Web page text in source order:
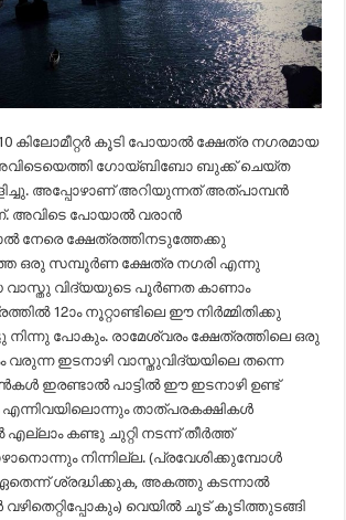
കിലോമീറ്റര്‍ കൂടി പോയാല്‍ ക്ഷേത്ര നഗരമായ
അവിടെയെത്തി ഗോയ്ബിബോ ബുക്ക് ചെയ്ത
അപ്പോഴാണ് അറിയുന്നത് അത്പാമ്പന്‍
അവിടെ പോയാല്‍ വരാന്‍
നേരെ ക്ഷേത്രത്തിനടുത്തേക്കു
ഒരു സമ്പൂര്‍ണ ക്ഷേത്ര നഗരി എന്നു
വാസ്തു വിദ്യയുടെ പൂര്‍ണത കാണാം
12ാം നൂറ്റാണ്ടിലെ ഈ നിര്‍മ്മിതിക്കു
നിന്നു പോകും. രാമേശ്വരം ക്ഷേത്രത്തിലെ ഒരു
വരുന്ന ഇടനാഴി വാസ്തുവിദ്യയിലെ തന്നെ
ഇരണ്ടാൽ പാട്ടിൽ ഈ ഇടനാഴി ഉണ്ട്
എന്നിവയിലൊന്നും താത്പരകക്ഷികള്‍
കണ്ടു ചുറ്റി നടന്ന് തീര്‍ത്ത്
നിന്നില്ല. (പ്രവേശിക്കുമ്പോള്‍
ശ്രദ്ധിക്കുക, അകത്തു കടന്നാല്‍
വഴിതെറ്റിപ്പോകും) വെയിൽ ചൂട് കൂടിത്തുടങ്ങി